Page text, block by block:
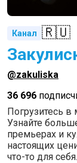
Канал 🇷🇺
@zakuliska
36 696
Погрузитесь в
Узнайте
премьерах и
настоящих
что-то для